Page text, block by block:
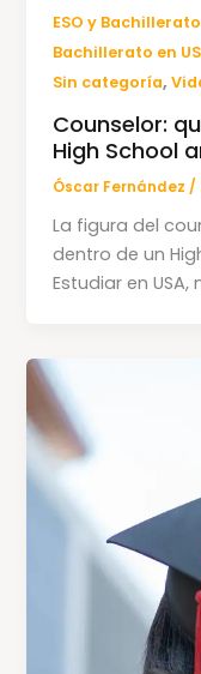
ESO y
Bachillerato en
Sin categoría,
Counselor:
High School
Óscar Fernández /
La figura del
dentro de un
Estudiar en USA,